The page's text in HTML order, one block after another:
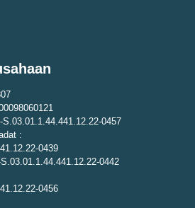
0457
:
0439
0442
0456